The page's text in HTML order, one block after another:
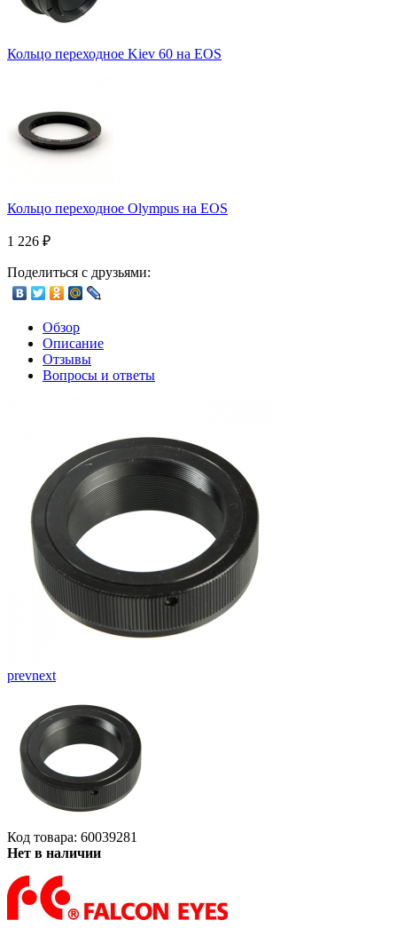
Кольцо переходное Kiev 60 на EOS
Кольцо переходное Olympus на EOS
1 226 ₽
Поделиться с друзьями:
Обзор
Описание
Отзывы
Вопросы и ответы
prevnext
Код товара: 60039281
Нет в наличии